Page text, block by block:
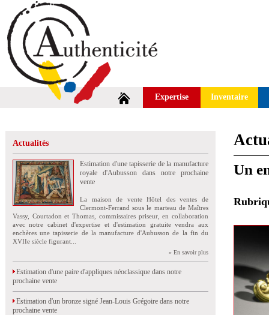
Expertise Inventaire
Actualités
Estimation d'une tapisserie de la manufacture
royale d'Aubusson dans notre prochaine
vente
La maison de vente Hôtel des ventes de
Clermont-Ferrand sous le marteau de Maîtres
Vassy, Courtadon et Thomas, commissaires priseur, en collaboration
avec notre cabinet d'expertise et d'estimation gratuite vendra aux
enchères une tapisserie de la manufacture d'Aubusson de la fin du
XVIIe siècle figurant...
» En savoir plus
Estimation d'une paire d'appliques néoclassique dans notre
prochaine vente
Estimation d'un bronze signé Jean-Louis Grégoire dans notre
prochaine vente
Un